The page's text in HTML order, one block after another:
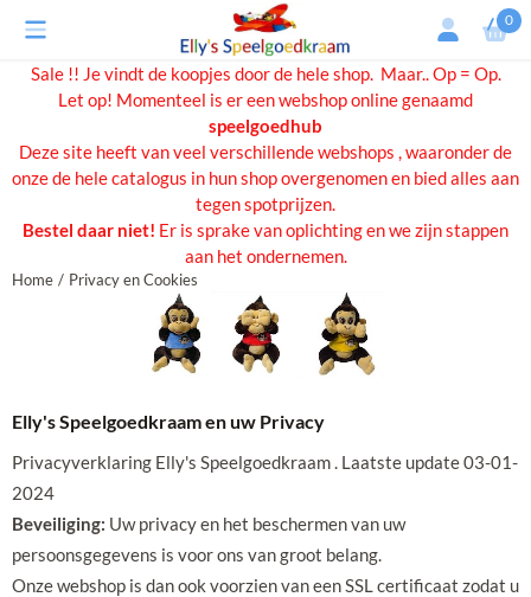
Cookievoorkeuren zijn beschikbaar. Kies instellingen of sta alle 0
Sale !! Je vindt de koopjes door de hele shop. Maar.. Op = Op.
Let op! Momenteel is er een webshop online genaamd
speelgoedhub
Deze site heeft van veel verschillende webshops , waaronder de
onze de hele catalogus in hun shop overgenomen en bied alles aan
tegen spotprijzen.
Bestel daar niet! Er is sprake van oplichting en we zijn stappen
aan het ondernemen.
Home / Privacy en Cookies
Elly's Speelgoedkraam en uw Privacy
Privacyverklaring Elly's Speelgoedkraam . Laatste update 03-01-
2024
Beveiliging: Uw privacy en het beschermen van uw
persoonsgegevens is voor ons van groot belang.
Onze webshop is dan ook voorzien van een SSL certificaat zodat u